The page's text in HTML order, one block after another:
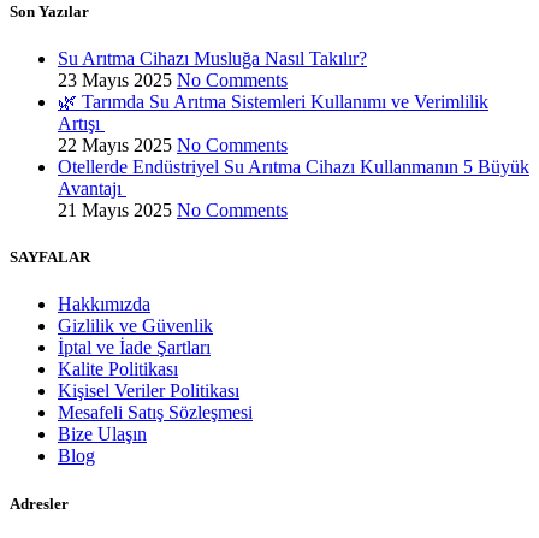
Son Yazılar
Su Arıtma Cihazı Musluğa Nasıl Takılır?
23 Mayıs 2025 No Comments
🌿 Tarımda Su Arıtma Sistemleri Kullanımı ve Verimlilik
Artışı
22 Mayıs 2025 No Comments
Otellerde Endüstriyel Su Arıtma Cihazı Kullanmanın 5 Büyük
Avantajı
21 Mayıs 2025 No Comments
SAYFALAR
Hakkımızda
Gizlilik ve Güvenlik
İptal ve İade Şartları
Kalite Politikası
Kişisel Veriler Politikası
Mesafeli Satış Sözleşmesi
Bize Ulaşın
Blog
Adresler